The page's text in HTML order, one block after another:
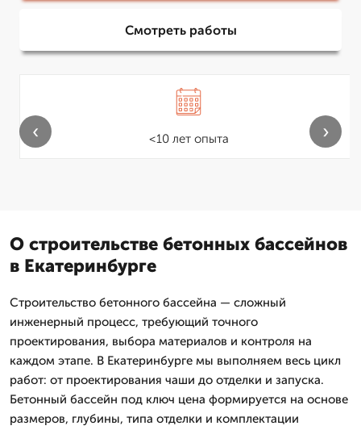
Смотреть работы
<10 лет опыта
‹ ›
О строительстве бетонных бассейнов
в Екатеринбурге
Строительство бетонного бассейна — сложный
инженерный процесс, требующий точного
проектирования, выбора материалов и контроля на
каждом этапе. В Екатеринбурге мы выполняем весь цикл
работ: от проектирования чаши до отделки и запуска.
Бетонный бассейн под ключ цена формируется на основе
размеров, глубины, типа отделки и комплектации